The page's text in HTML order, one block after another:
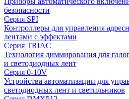
безопасности
Серия SPI
Контроллеры для управления
лентами с эффектами
Серия TRIAC
Технология диммирования для
и светодиодных лент
Серия 0-10V
Устройства автоматизации для
светодиодных лент и светильников